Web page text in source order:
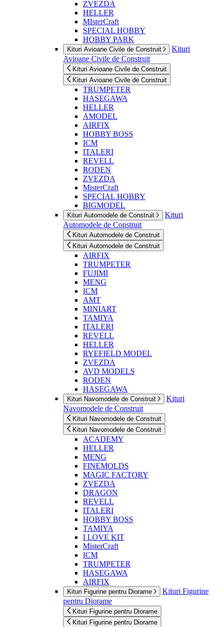
ZVEZDA
HELLER
MIsterCraft
SPECIAL HOBBY
HOBBY PARK
Kituri Avioane Civile de Construit
Kituri
Avioane Civile de Construit
Kituri Avioane Civile de Construit
Kituri Avioane Civile de Construit
TRUMPETER
HASEGAWA
HELLER
AMODEL
AIRFIX
HOBBY BOSS
ICM
ITALERI
REVELL
RODEN
ZVEZDA
MisterCraft
SPECIAL HOBBY
BIGMODEL
Kituri Automodele de Construit
Kituri
Automodele de Construit
Kituri Automodele de Construit
Kituri Automodele de Construit
AIRFIX
TRUMPETER
FUJIMI
MENG
ICM
AMT
MINIART
TAMIYA
ITALERI
REVELL
HELLER
RYEFIELD MODEL
ZVEZDA
AVD MODELS
RODEN
HASEGAWA
Kituri Navomodele de Construit
Kituri
Navomodele de Construit
Kituri Navomodele de Construit
Kituri Navomodele de Construit
ACADEMY
HELLER
MENG
FINEMOLDS
MAGIC FACTORY
ZVEZDA
DRAGON
REVELL
ITALERI
HOBBY BOSS
TAMIYA
I LOVE KIT
MisterCraft
ICM
TRUMPETER
HASEGAWA
AIRFIX
Kituri Figurine pentru Diorame
Kituri Figurine
pentru Diorame
Kituri Figurine pentru Diorame
Kituri Figurine pentru Diorame